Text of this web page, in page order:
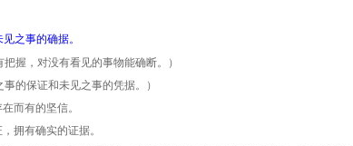
之事的确据。
握，对没有看见的事物能确断。）
的保证和未见之事的凭据。）
而有的坚信。
拥有确实的证据。